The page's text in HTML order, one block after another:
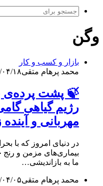
وگن
بازار و کسب و کار
محمد پرهام متقی۱۴۰۴/
🍃 پشت پرده‌ی
رژیم گیاهی
مهربانی و
در دنیای امروز که با
بیماری‌های مزمن و رنج
ما به بازاندیشی…
محمد پرهام متقی۱۴۰۴/